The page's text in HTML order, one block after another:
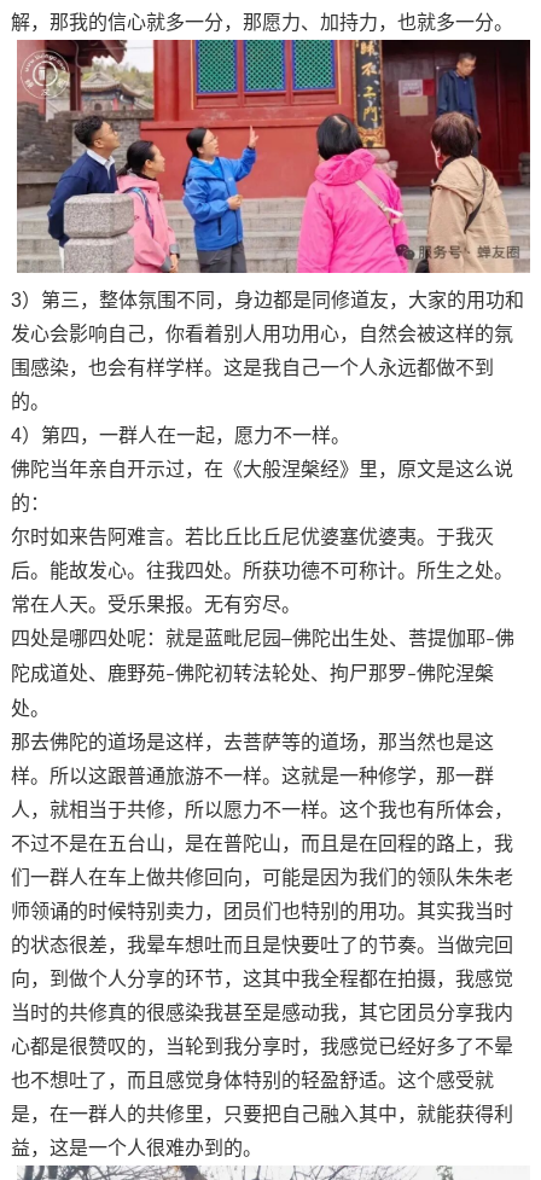
解，那我的信心就多一分，那愿力、加持力，也就多一分。
3） 第三， 整体氛围不同，身边都是同修道友，大家的用功和
发心会影响自己，你看着别人用功用心，自然会被这样的氛
围感染，也会有样学样。这是我自己一个人永远都做不到
的。
4） 第四，一群人在一起， 愿力不一样。
佛陀当年亲自开示过， 在 《大般涅槃经》 里， 原文是这么说
的：
尔时如来告阿难言。若比丘比丘尼优婆塞优婆夷。于我灭
后。能故发心。往我四处。所获功德不可称计。所生之处。
常在人天。受乐果报。无有穷尽。
四处是哪四处呢：就是蓝毗尼园–佛陀出生处、菩提伽耶–佛
陀成道处、鹿野苑–佛陀初转法轮处、拘尸那罗–佛陀涅槃
处。
那去佛陀的道场是这样，去菩萨等的道场，那当然也是这
样。所以这跟普通旅游不一样。这就是一种修学，那一群
人，就相当于共修，所以愿力不一样。这个我也有所体会，
不过不是在五台山，是在普陀山，而且是在回程的路上，我
们一群人在车上做共修回向，可能是因为我们的领队朱朱老
师领诵的时候特别卖力，团员们也特别的用功。其实我当时
的状态很差，我晕车想吐而且 是快要吐了的节奏。当做完回
向， 到 做个人分享的环节，这其中我全程都在拍摄，我感觉
当时的共修真的很感染我甚至是感动我，其它团员分享我内
心都是很赞叹的，当轮到我分享时，我感觉已经好多了不晕
也不想吐了，而且感觉身体特别的轻盈舒适。这个感受就
是，在一群人的共修里，只要把自己融入其中，就能获得利
益，这是一个人很难办到的。